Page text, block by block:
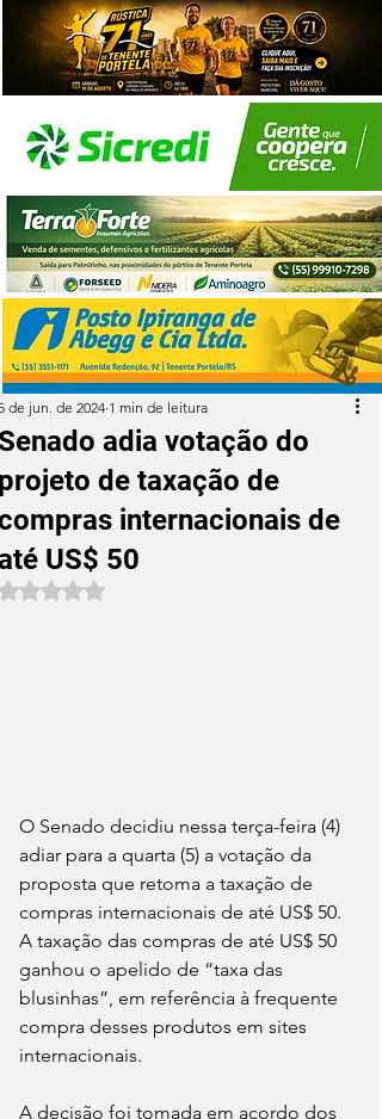
adia votação do
de taxação de
internacionais de
US$ 50
de jun. de 2024 1 min de leitura
Avaliado com NaN de 5 estrelas.
O Senado decidiu nessa terça-feira (4)
adiar para a quarta (5) a votação da
proposta que retoma a taxação de
compras internacionais de até US$ 50.
A taxação das compras de até US$ 50
ganhou o apelido de “taxa das
blusinhas”, em referência à frequente
compra desses produtos em sites
internacionais.
A decisão foi tomada em acordo dos